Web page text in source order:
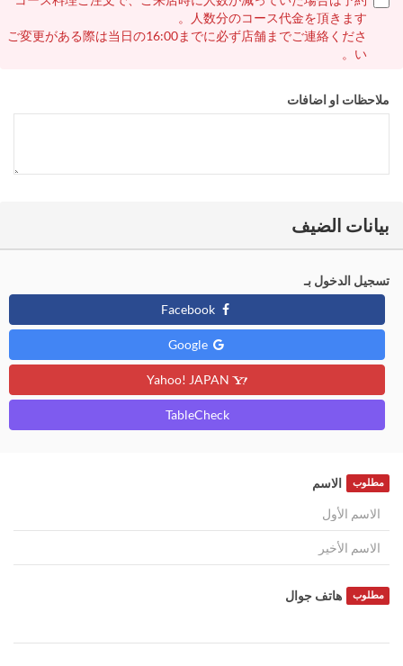
人数分のコース代金を頂きます。
ご変更がある際は当日の16:00までに必ず店舗までご連絡くださ
い。
ملاحظات او اضافات
بيانات الضيف
تسجيل الدخول بـ
Facebook
Google
TableCheck
الاسم مطلوب
هاتف جوال مطلوب